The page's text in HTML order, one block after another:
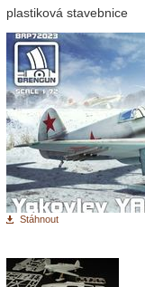
plastiková stavebnice
Stáhnout